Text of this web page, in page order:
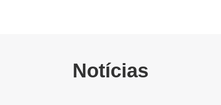
Notícias